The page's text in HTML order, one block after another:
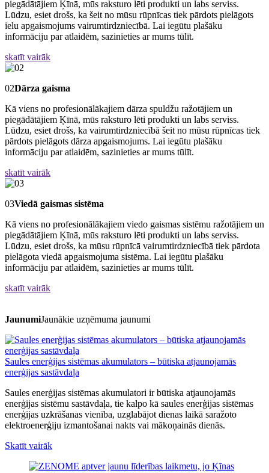
piegādātājiem Ķīnā, mūs raksturo lēti produkti un labs serviss.
Lūdzu, esiet drošs, ka šeit no mūsu rūpnīcas tiek pārdots pielāgots
ielu apgaismojums vairumtirdzniecībā. Lai iegūtu plašāku
informāciju par atlaidēm, sazinieties ar mums tūlīt.
skatīt vairāk
02Dārza gaisma
Kā viens no profesionālākajiem dārza spuldžu ražotājiem un
piegādātājiem Ķīnā, mūs raksturo lēti produkti un labs serviss.
Lūdzu, esiet drošs, ka vairumtirdzniecībā šeit no mūsu rūpnīcas tiek
pārdots pielāgots dārza apgaismojums. Lai iegūtu plašāku
informāciju par atlaidēm, sazinieties ar mums tūlīt.
skatīt vairāk
03Viedā gaismas sistēma
Kā viens no profesionālākajiem viedo gaismas sistēmu ražotājiem un
piegādātājiem Ķīnā, mūs raksturo lēti produkti un labs serviss.
Lūdzu, esiet drošs, ka mūsu rūpnīcā vairumtirdzniecībā tiek pārdota
pielāgota viedā apgaismojuma sistēma. Lai iegūtu plašāku
informāciju par atlaidēm, sazinieties ar mums tūlīt.
skatīt vairāk
JaunumiJaunākie uzņēmuma jaunumi
Saules enerģijas sistēmas akumulators – būtiska atjaunojamās
enerģijas sastāvdaļa
Saules enerģijas sistēmas akumulatori ir būtiska atjaunojamās
enerģijas sistēmu sastāvdaļa, tie kalpo kā saules enerģijas sistēmas
enerģijas uzkrāšanas vienība, uzglabājot dienas laikā saražoto
elektroenerģiju izmantošanai nakts vai mākoņainās dienās.
Skatīt vairāk